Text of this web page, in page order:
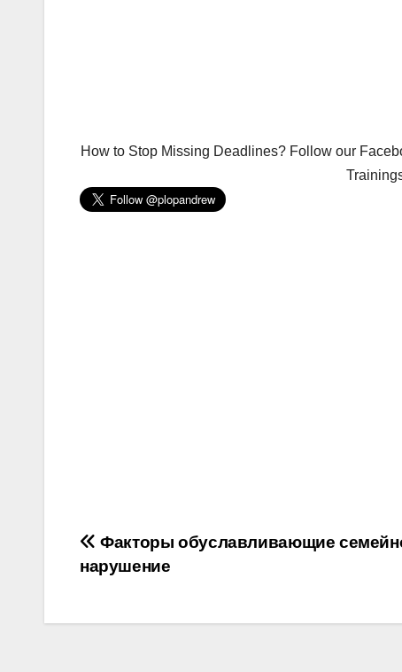
How to Stop Missing Deadlines? Follow our
Post
navigation
Факторы обуславливающие
нарушение